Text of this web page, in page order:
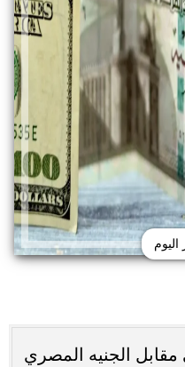
اليوم
الجنيه المصري